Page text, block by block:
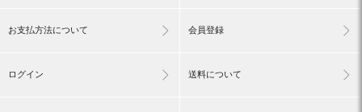
お支払方法について 会員登録
ログイン 送料について